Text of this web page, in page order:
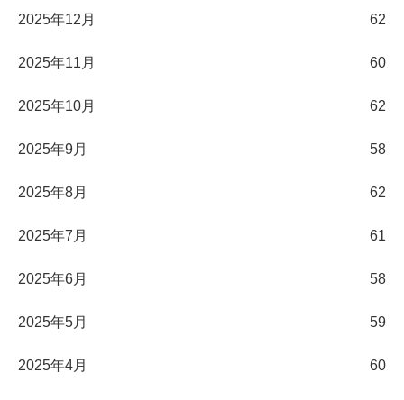
2025年12月 62
2025年11月 60
2025年10月 62
2025年9月 58
2025年8月 62
2025年7月 61
2025年6月 58
2025年5月 59
2025年4月 60